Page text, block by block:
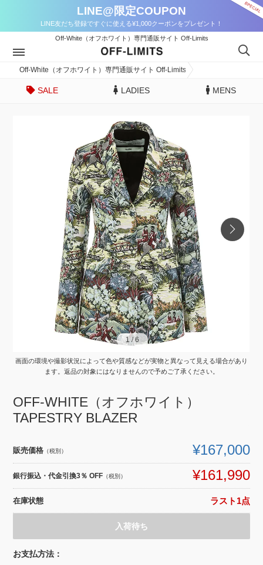
LINE@限定COUPON
LINE友だち登録ですぐに使える¥1,000クーポンをプレゼント！
Off-White（オフホワイト）専門通販サイト Off-Limits
Off-White（オフホワイト）専門通販サイト Off-Limits
SALE LADIES MENS
1/6
1/6
画面の環境や撮影状況によって色や質感などが実物と異なって見える場合があり
ます。返品の対象にはなりませんので予めご了承ください。
OFF-WHITE（オフホワイト）
TAPESTRY BLAZER
販売価格 （税別） ¥167,000
銀行振込・代金引換3％ OFF （税別） ¥161,990
在庫状態 ラスト1点
入荷待ち
お支払方法：